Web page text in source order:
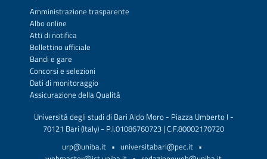
Amministrazione trasparente
Albo online
Atti di notifica
Bollettino ufficiale
Bandi e gare
Concorsi e selezioni
Dati di monitoraggio
Assicurazione della Qualità
Università degli studi di Bari Aldo Moro - Piazza Umberto I -
70121 Bari (Italy) - P.I.01086760723 | C.F.80002170720
urp@uniba.it• universitabari@pec.it•